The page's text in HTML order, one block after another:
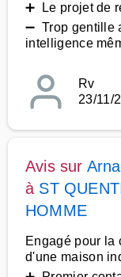
➕ Le projet de
➖ Trop gentille
intelligence
Rv
23/11/
Avis sur
à ST
HOMME
Engagé pour la
d'une maison